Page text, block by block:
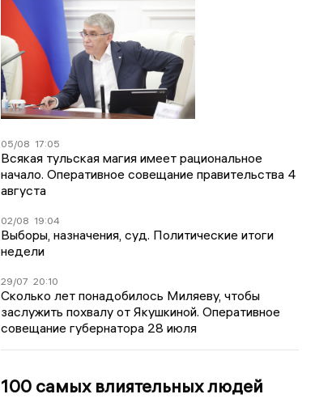
05/08 17:05
Всякая тульская магия имеет рациональное
начало. Оперативное совещание правительства 4
августа
02/08 19:04
Выборы, назначения, суд. Политические итоги
недели
29/07 20:10
Сколько лет понадобилось Миляеву, чтобы
заслужить похвалу от Якушкиной. Оперативное
совещание губернатора 28 июля
100 самых влиятельных людей